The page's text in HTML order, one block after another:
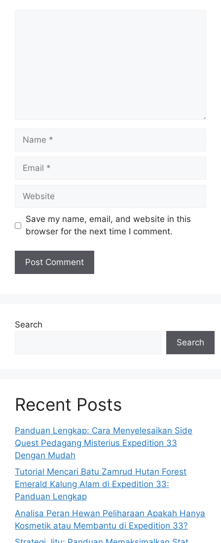
Name
Email
Website
Save my name, email, and website in this
browser for the next time I comment.
Search
Search
Recent Posts
Panduan Lengkap: Cara Menyelesaikan Side
Quest Pedagang Misterius Expedition 33
Dengan Mudah
Tutorial Mencari Batu Zamrud Hutan Forest
Emerald Kalung Alam di Expedition 33:
Panduan Lengkap
Analisa Peran Hewan Peliharaan Apakah Hanya
Kosmetik atau Membantu di Expedition 33?